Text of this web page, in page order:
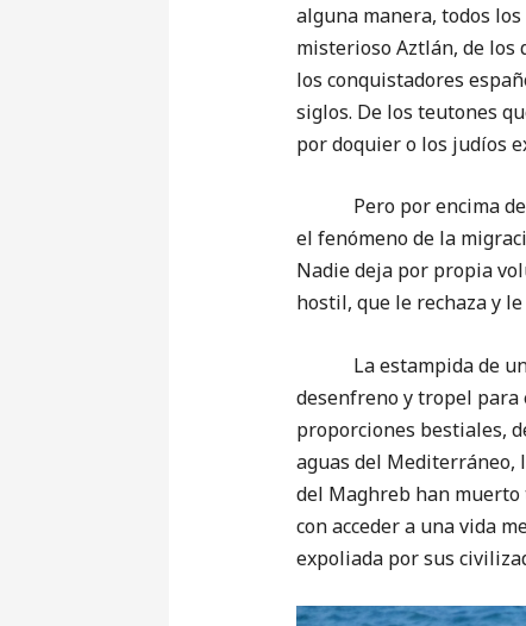
alguna manera, todos
misterioso Aztlán, de los
los conquistadores
siglos. De los teutones
por doquier o los judíos
Pero por encima del
el fenómeno de la
Nadie deja por propia
hostil, que le rechaza y
La estampida de un
desenfreno y tropel para
proporciones bestiales,
aguas del Mediterráneo,
del Maghreb han muerto
con acceder a una vida
expoliada por sus